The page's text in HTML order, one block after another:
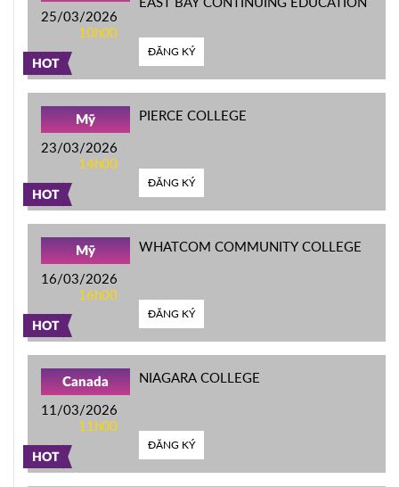
HOT
25/03/2026
10h00
ĐĂNG KÝ
HOT
Mỹ
23/03/2026
14h00
PIERCE COLLEGE
ĐĂNG KÝ
HOT
Mỹ
16/03/2026
16h00
WHATCOM COMMUNITY COLLEGE
ĐĂNG KÝ
HOT
Canada
11/03/2026
11h00
NIAGARA COLLEGE
ĐĂNG KÝ